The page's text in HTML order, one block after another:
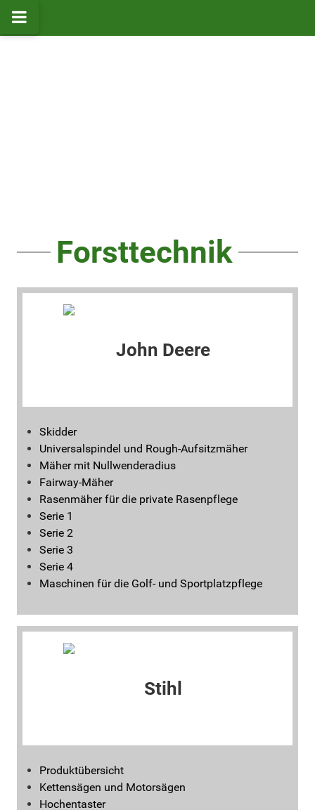
Forsttechnik
Skidder
Universalspindel und Rough-Aufsitzmäher
Mäher mit Nullwenderadius
Fairway-Mäher
Rasenmäher für die private Rasenpflege
Serie 1
Serie 2
Serie 3
Serie 4
Maschinen für die Golf- und Sportplatzpflege
Produktübersicht
Kettensägen und Motorsägen
Hochentaster